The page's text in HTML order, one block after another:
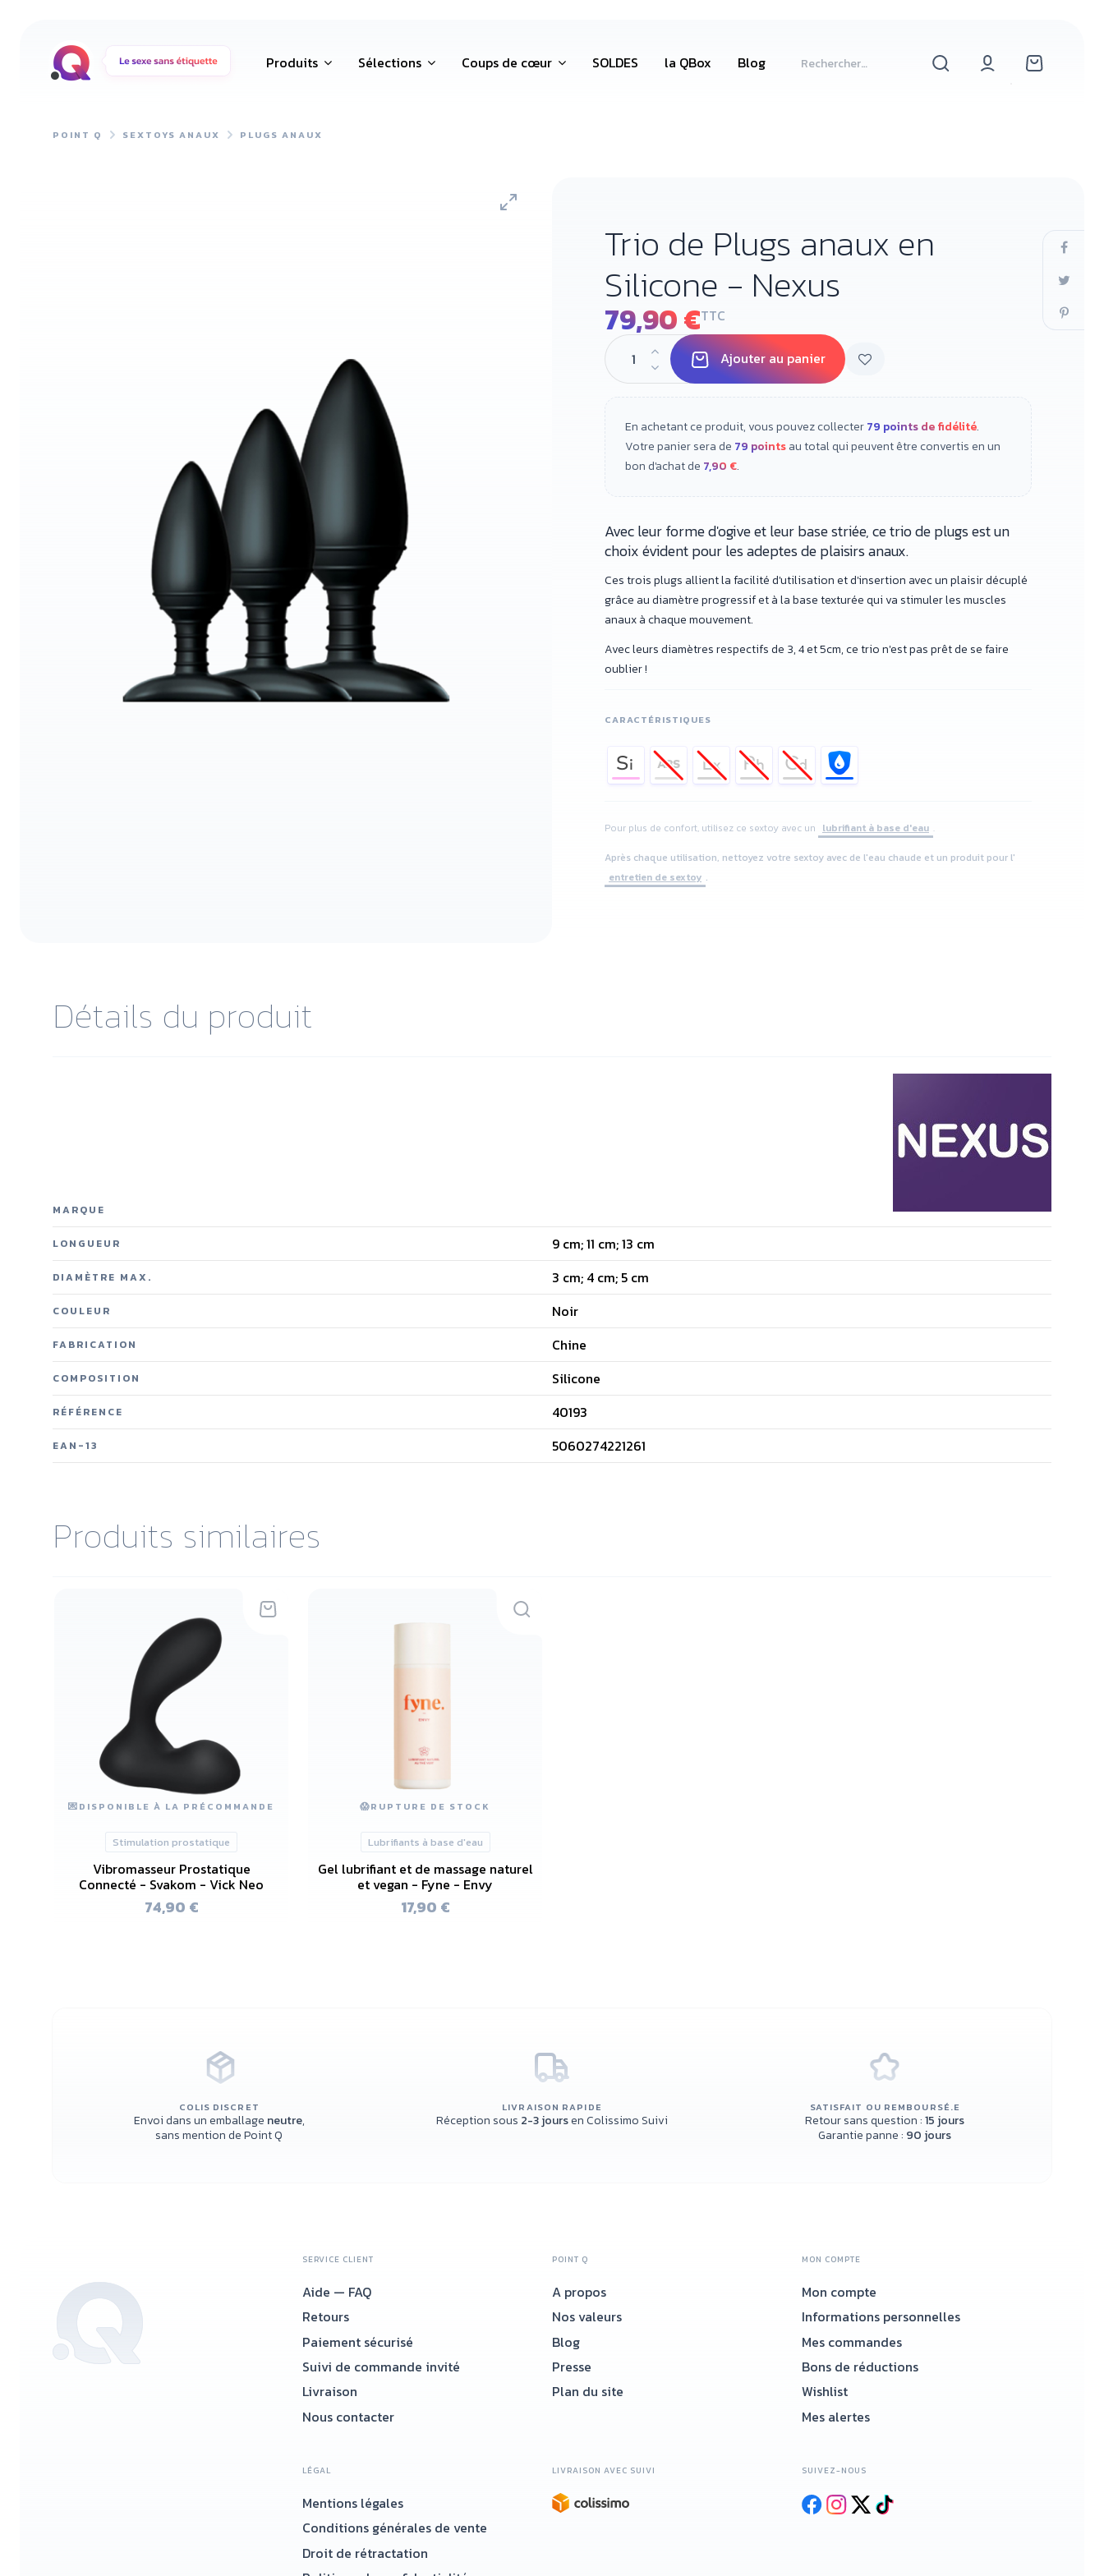
Produits Sélections Coups de cœur SOLDES la QBox Blog
POINT Q SEXTOYS ANAUX PLUGS ANAUX
Trio de Plugs anaux en
Silicone - Nexus
79,90 €TTC
Ajouter au panier
En achetant ce produit, vous pouvez collecter79 points de fidélité.
Votre panier sera de 79 pointsau total qui peuvent être convertis en un
bon d'achat de 7,90 €.
Avec leur forme d'ogive et leur base striée, ce trio de plugs est un
choix évident pour les adeptes de plaisirs anaux.
Ces trois plugs allient la facilité d'utilisation et d'insertion avec un plaisir décuplé
grâce au diamètre progressif et à la base texturée qui va stimuler les muscles
anaux à chaque mouvement.
Avec leurs diamètres respectifs de 3, 4 et 5cm, ce trio n'est pas prêt de se faire
oublier !
CARACTÉRISTIQUES
Pour plus de confort, utilisez ce sextoy avec un lubrifiant à base d'eau .
Après chaque utilisation, nettoyez votre sextoy avec de l'eau chaude et un produit pour l'
entretien de sextoy .
Détails du produit
MARQUE
LONGUEUR 9 cm; 11 cm; 13 cm
DIAMÈTRE MAX. 3 cm; 4 cm; 5 cm
COULEUR Noir
FABRICATION Chine
COMPOSITION Silicone
RÉFÉRENCE 40193
EAN-13 5060274221261
Produits similaires
💌DISPONIBLE À LA PRÉCOMMANDE
Stimulation prostatique
Vibromasseur Prostatique
Connecté - Svakom - Vick Neo
74,90 €
😱RUPTURE DE STOCK
Lubrifiants à base d'eau
Gel lubrifiant et de massage naturel
et vegan - Fyne - Envy
17,90 €
COLIS DISCRET
Envoi dans un emballage neutre,
sans mention de Point Q
LIVRAISON RAPIDE
Réception sous 2-3 joursen Colissimo Suivi
SATISFAIT OU REMBOURSÉ.E
Retour sans question :15 jours
Garantie panne : 90 jours
Accueil
SERVICE CLIENT
Aide — FAQ
Retours
Paiement sécurisé
Suivi de commande invité
Livraison
Nous contacter
POINT Q
A propos
Nos valeurs
Blog
Presse
Plan du site
MON COMPTE
Mon compte
Informations personnelles
Mes commandes
Bons de réductions
Wishlist
Mes alertes
LÉGAL
Mentions légales
Conditions générales de vente
Droit de rétractation
LIVRAISON AVEC SUIVI SUIVEZ-NOUS